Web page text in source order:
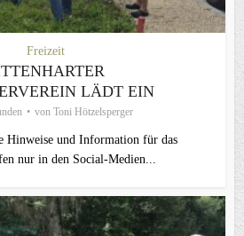
Freizeit
LÄDT EIN
von Toni Hötzelsperger
Hinweise und Information für das
nur in den Social-Medien...